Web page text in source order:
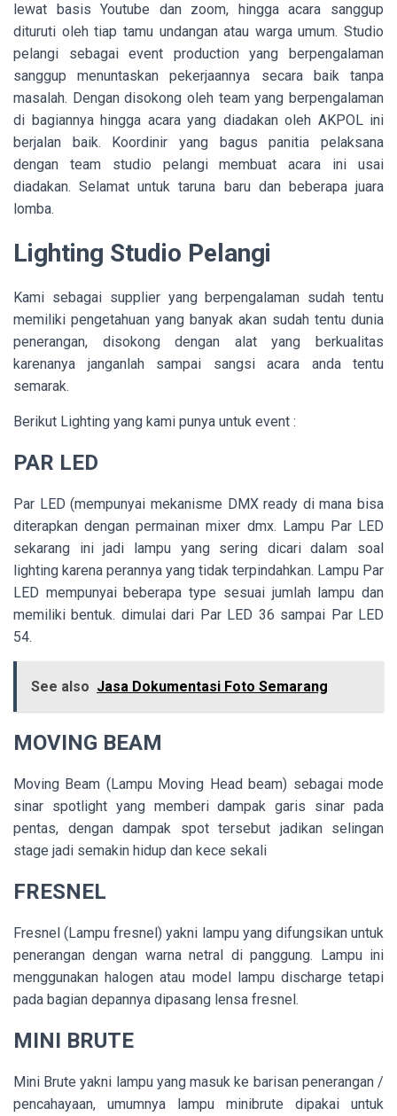
lewat basis Youtube dan zoom, hingga acara sanggup
dituruti oleh tiap tamu undangan atau warga umum. Studio
pelangi sebagai event production yang berpengalaman
sanggup menuntaskan pekerjaannya secara baik tanpa
masalah. Dengan disokong oleh team yang berpengalaman
di bagiannya hingga acara yang diadakan oleh AKPOL ini
berjalan baik. Koordinir yang bagus panitia pelaksana
dengan team studio pelangi membuat acara ini usai
diadakan. Selamat untuk taruna baru dan beberapa juara
lomba.
Lighting Studio Pelangi
Kami sebagai supplier yang berpengalaman sudah tentu
memiliki pengetahuan yang banyak akan sudah tentu dunia
penerangan, disokong dengan alat yang berkualitas
karenanya janganlah sampai sangsi acara anda tentu
semarak.
Berikut Lighting yang kami punya untuk event :
PAR LED
Par LED (mempunyai mekanisme DMX ready di mana bisa
diterapkan dengan permainan mixer dmx. Lampu Par LED
sekarang ini jadi lampu yang sering dicari dalam soal
lighting karena perannya yang tidak terpindahkan. Lampu Par
LED mempunyai beberapa type sesuai jumlah lampu dan
memiliki bentuk. dimulai dari Par LED 36 sampai Par LED
54.
See also Jasa Dokumentasi Foto Semarang
MOVING BEAM
Moving Beam (Lampu Moving Head beam) sebagai mode
sinar spotlight yang memberi dampak garis sinar pada
pentas, dengan dampak spot tersebut jadikan selingan
stage jadi semakin hidup dan kece sekali
FRESNEL
Fresnel (Lampu fresnel) yakni lampu yang difungsikan untuk
penerangan dengan warna netral di panggung. Lampu ini
menggunakan halogen atau model lampu discharge tetapi
pada bagian depannya dipasang lensa fresnel.
MINI BRUTE
Mini Brute yakni lampu yang masuk ke barisan penerangan /
pencahayaan, umumnya lampu minibrute dipakai untuk